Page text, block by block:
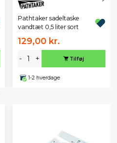
Pathtaker sadeltaske
vandtæt 0,5 liter sort
129,00 kr.
- + Tilføj
1-2 hverdage